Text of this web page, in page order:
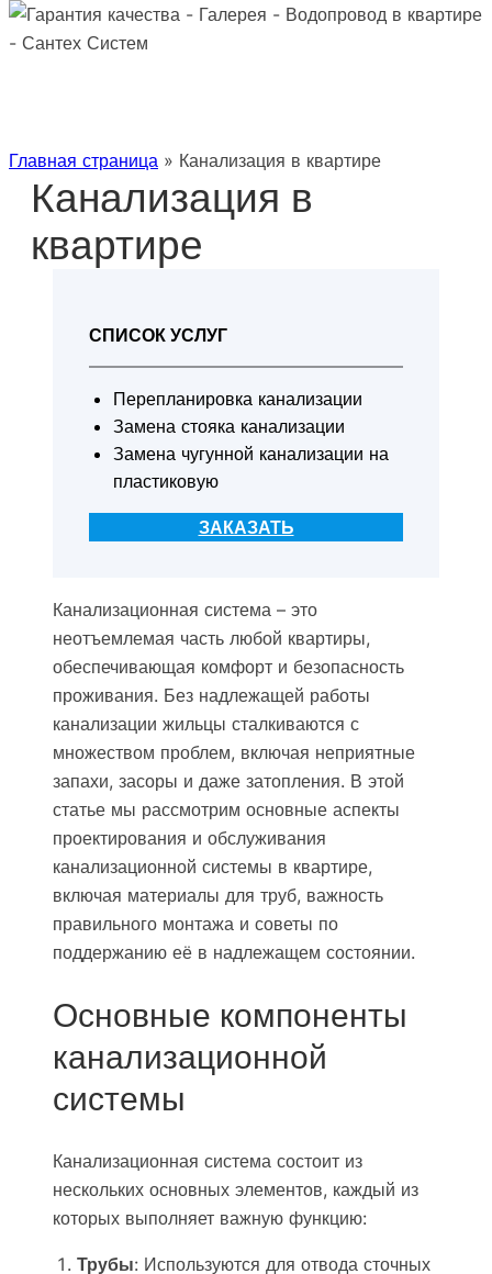
Главная страница » Канализация в квартире
Канализация в
квартире
СПИСОК УСЛУГ
Перепланировка канализации
Замена стояка канализации
Замена чугунной канализации на
пластиковую
ЗАКАЗАТЬ
Канализационная система – это
неотъемлемая часть любой квартиры,
обеспечивающая комфорт и безопасность
проживания. Без надлежащей работы
канализации жильцы сталкиваются с
множеством проблем, включая неприятные
запахи, засоры и даже затопления. В этой
статье мы рассмотрим основные аспекты
проектирования и обслуживания
канализационной системы в квартире,
включая материалы для труб, важность
правильного монтажа и советы по
поддержанию её в надлежащем состоянии.
Основные компоненты
канализационной
системы
Канализационная система состоит из
нескольких основных элементов, каждый из
которых выполняет важную функцию:
Трубы: Используются для отвода сточных